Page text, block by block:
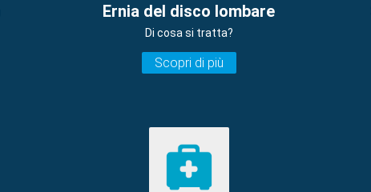
Ernia del disco lombare
Di cosa si tratta?
Scopri di più